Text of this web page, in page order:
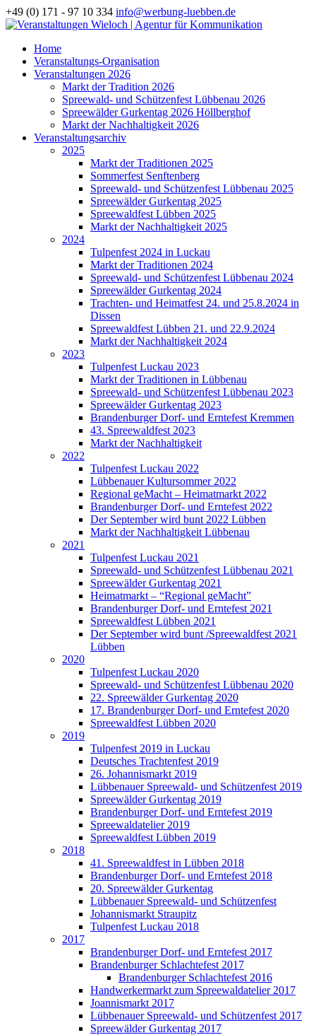
+49 (0) 171 - 97 10 334 info@werbung-luebben.de
Home
Veranstaltungs-Organisation
Veranstaltungen 2026
Markt der Tradition 2026
Spreewald- und Schützenfest Lübbenau 2026
Spreewälder Gurkentag 2026 Höllberghof
Markt der Nachhaltigkeit 2026
Veranstaltungsarchiv
2025
Markt der Traditionen 2025
Sommerfest Senftenberg
Spreewald- und Schützenfest Lübbenau 2025
Spreewälder Gurkentag 2025
Spreewaldfest Lübben 2025
Markt der Nachhaltigkeit 2025
2024
Tulpenfest 2024 in Luckau
Markt der Traditionen 2024
Spreewald- und Schützenfest Lübbenau 2024
Spreewälder Gurkentag 2024
Trachten- und Heimatfest 24. und 25.8.2024 in
Dissen
Spreewaldfest Lübben 21. und 22.9.2024
Markt der Nachhaltigkeit 2024
2023
Tulpenfest Luckau 2023
Markt der Traditionen in Lübbenau
Spreewald- und Schützenfest Lübbenau 2023
Spreewälder Gurkentag 2023
Brandenburger Dorf- und Erntefest Kremmen
43. Spreewaldfest 2023
Markt der Nachhaltigkeit
2022
Tulpenfest Luckau 2022
Lübbenauer Kultursommer 2022
Regional geMacht – Heimatmarkt 2022
Brandenburger Dorf- und Erntefest 2022
Der September wird bunt 2022 Lübben
Markt der Nachhaltigkeit Lübbenau
2021
Tulpenfest Luckau 2021
Spreewald- und Schützenfest Lübbenau 2021
Spreewälder Gurkentag 2021
Heimatmarkt – “Regional geMacht”
Brandenburger Dorf- und Erntefest 2021
Spreewaldfest Lübben 2021
Der September wird bunt /Spreewaldfest 2021
Lübben
2020
Tulpenfest Luckau 2020
Spreewald- und Schützenfest Lübbenau 2020
22. Spreewälder Gurkentag 2020
17. Brandenburger Dorf- und Erntefest 2020
Spreewaldfest Lübben 2020
2019
Tulpenfest 2019 in Luckau
Deutsches Trachtenfest 2019
26. Johannismarkt 2019
Lübbenauer Spreewald- und Schützenfest 2019
Spreewälder Gurkentag 2019
Brandenburger Dorf- und Erntefest 2019
Spreewaldatelier 2019
Spreewaldfest Lübben 2019
2018
41. Spreewaldfest in Lübben 2018
Brandenburger Dorf- und Erntefest 2018
20. Spreewälder Gurkentag
Lübbenauer Spreewald- und Schützenfest
Johannismarkt Straupitz
Tulpenfest Luckau 2018
2017
Brandenburger Dorf- und Erntefest 2017
Brandenburger Schlachtefest 2017
Brandenburger Schlachtefest 2016
Handwerkermarkt zum Spreewaldatelier 2017
Joannismarkt 2017
Lübbenauer Spreewald- und Schützenfest 2017
Spreewälder Gurkentag 2017